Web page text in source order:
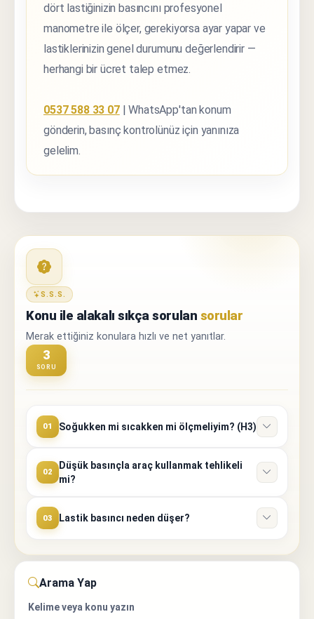
dört lastiğinizin basıncını profesyonel
manometre ile ölçer, gerekiyorsa ayar yapar ve
lastiklerinizin genel durumunu değerlendirir —
herhangi bir ücret talep etmez.
0537 588 33 07| WhatsApp'tan konum
gönderin, basınç kontrolünüz için yanınıza
gelelim.
S.S.S.
Konu ile alakalı sıkça sorulan sorular
Merak ettiğiniz konulara hızlı ve net yanıtlar.
3
SORU
01 Soğukken mi sıcakken mi ölçmeliyim? (H3)
02
Düşük basınçla araç kullanmak tehlikeli
mi?
03 Lastik basıncı neden düşer?
Arama Yap
Kelime veya konu yazın